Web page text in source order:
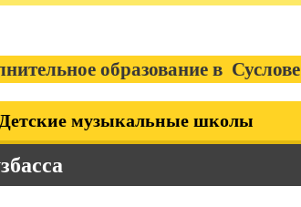
образование в Суслове
Детские музыкальные школы